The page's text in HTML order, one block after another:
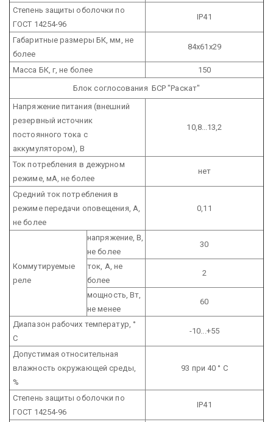
Степень защиты оболочки по
ГОСТ 14254-96
IP41
Габаритные размеры БК, мм, не
более
84х61х29
Масса БК, г, не более
150
Блок соглосования БСР "Раскат"
Напряжение питания (внешний
резервный источник
постоянного тока с
аккумулятором), В
10,8...13,2
Ток потребления в дежурном
режиме, мА, не более
нет
Средний ток потребления в
режиме передачи оповещения, А,
не более
0,11
Коммутируемые
реле
напряжение, В,
не более
30
ток, А, не
более
2
мощность, Вт,
не менее
60
Диапазон рабочих температур, °
С
-10...+55
Допустимая относительная
влажность окружающей среды,
%
93 при 40 ° С
Степень защиты оболочки по
ГОСТ 14254-96
IP41